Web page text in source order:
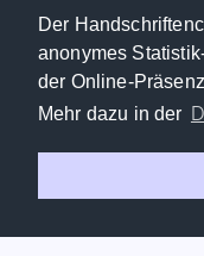
Der
anonymes
der Online-
Mehr dazu in der